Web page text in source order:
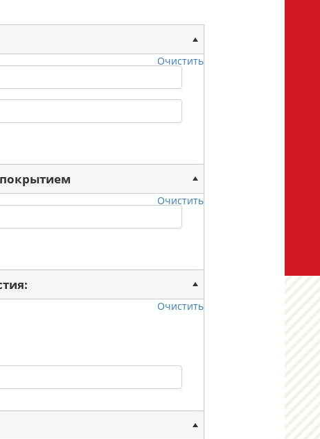
Очистить
Очистить
Очистить